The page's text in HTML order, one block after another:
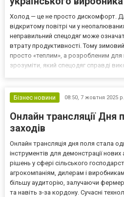
Холод — це не просто дискомфорт.
відкритому повітрі чи у
неправильний спецодяг може
втрату продуктивності. Тому
просто «теплим», а розробленим для
зрозуміти, який спецодяг справді
Бізнес новини
08:50, 7 жовтня 2025 р.
Онлайн трансляції Дня
заходів
Онлайн трансляція дня поля стала
інструментів для демонстрації нових
рішень у сфері сільського
агрокомпаніям, дилерам і
більшу аудиторію, залучаючи
та навіть з-за кордону. Сучасні